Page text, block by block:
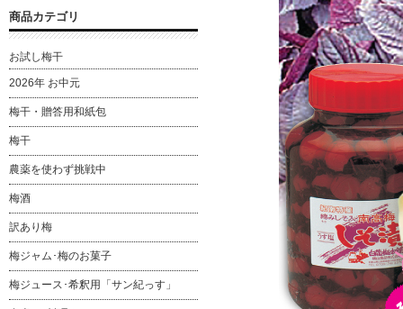
商品カテゴリ
お試し梅干
2026年 お中元
梅干・贈答用和紙包
梅干
農薬を使わず挑戦中
梅酒
訳あり梅
梅ジャム･梅のお菓子
梅ジュース･希釈用「サン紀っす」